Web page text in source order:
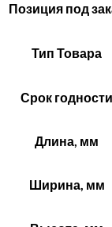
Позиция под
Тип Товара
Срок годности
Длина, мм
Ширина, мм